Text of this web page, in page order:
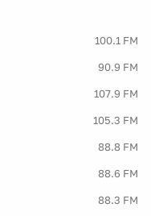
100.1 FM
90.9 FM
107.9 FM
105.3 FM
88.8 FM
88.6 FM
88.3 FM